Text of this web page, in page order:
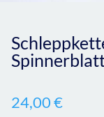
24,00€